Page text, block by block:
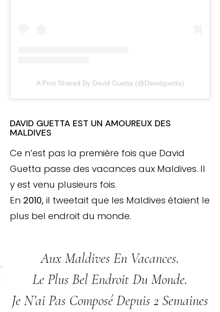
A Post Shared By David Guetta (@davidguetta)
DAVID GUETTA EST UN AMOUREUX DES
MALDIVES
Ce n’est pas la première fois que David
Guetta passe des vacances aux Maldives. Il
y est venu plusieurs fois.
En 2010, il tweetait que les Maldives étaient le
plus bel endroit du monde.
Aux Maldives En Vacances.
Le Plus Bel Endroit Du Monde.
Je N’ai Pas Composé Depuis 2 Semaines